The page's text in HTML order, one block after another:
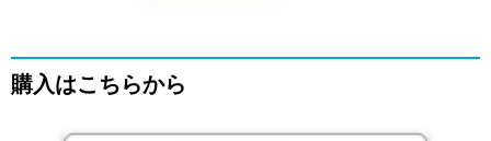
購入はこちらから